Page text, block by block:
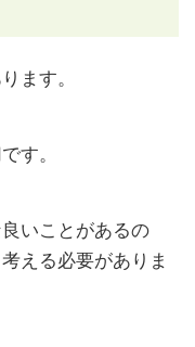
ます。
す。
いことがあるの
える必要がありま